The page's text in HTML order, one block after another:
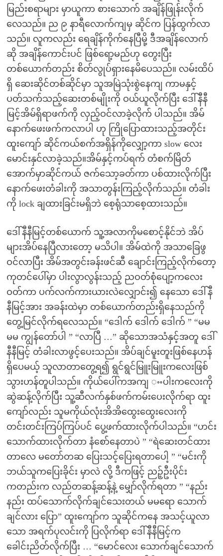
မြည်းစရာများ မှာယူကာ စားသောက် အချိန်ဖြုန်းလိုက်
လေသည်။ ည ၉ နာရီလောက်ကျမှ ဆိုင်က ပြန်ထွက်လာ
သည်။ လူကလည်း ရေချိန်ကိုက်နေပြီမို့ ဒီအချိန်လောက်
ဆို အချိန်ကောင်းပင် ဖြစ်ရော့မည်ဟု တွေးပြီး
တစ်ယောက်တည်း စိတ်လွုပ်ရှားနေမိပေသည်။ လမ်းထိပ်
ရှိ ဆေးဆိုင်တစ်ဆိုင်မှာ သူအမြဲသုံးစွဲနေကျ ကာမနှင့်
ပတ်သက်သည့်ဆေးတစ်မျိုးကို ဝယ်ယူလိုက်ပြီး ဒေါ်နီနီ
မြင့်အိမ်ရှိရာဖက်ကို လှည့်ဝင်လာခဲ့လိုက် ပါသည်။ အိမ်
နောက်ဖေးဖက်ကလာပါ ဟု ကြိုပြောထားသည့်အတိုင်း
ထူးကျော် ဆိုင်ကယ်စက်အရှိန်ကိုလျှော့ကာ slow လေး
မောင်းနှင်လာခဲ့သည်။အိမ်နှင့်ကပ်ရက် တံစက်မြိတ်
အောက်မှာဆိုင်ကယ် ဇက်သော့ခတ်ကာ ပစ်ထားလိုက်ပြီး
နောက်ဖေးတံခါးကို အသာတွန်းကြည့်လိုက်သည်။ တံခါး
ကို lock ချထားခြင်းမရှိဘဲ စေ့ရုံသာစေ့ထားသည်။
ဒေါ်နီနီမြင့်တစ်ယောက် သူ့အလာကိုမစောင့်နိုင်ဘဲ အိပ်
များအိပ်နေပြီလားတော့ မသိပါ။ အိမ်ထဲကို အသာခြေဖွ
ဝင်လာပြီး အိမ်အတွင်းခန်းဖင်ဆီ ချောင်းကြည့်လိုက်တော့
ကုတင်ပေါ်မှာ ပါးလွာလွန်းသည့် ညဝတ်စုံပျော့ကလေး
ဝတ်ကာ ပက်လက်ကားယားလဲလျှောင်း၍ နေသော ဒေါ်နီ
နီမြင့်အား အခန်းထဲမှာ တစ်ယောက်တည်းရှိနေသည်ကို
တွေ့မြင်လိုက်ရလေသည်။ “ဒေါက် ဒေါက် ဒေါက် ” “မမ
မမ ကျွန်တော်ပါ ” “လာပြီ …” ဆိုသောအသံနှင့်အတူ ဒေါ်
နီနီမြင့် တံခါးလာဖွင့်ပေးသည်။ အိပ်ချင်မူးတူးဖြစ်နေဟန်
ရှိပေမယ့် သူလာတာတွေ့ရ၍ ရွင်ရွင်မြူးမြူးကလေးဖြစ်
သွားဟန်တူပါသည်။ ကိုယ်ပေါ်ကအကျ ႌပါးကလေးကို
ဆွဲဆန့်လိုက်ပြီး သူ့ဆီလက်နှစ်ဖက်ကမ်းပေးလိုက်ရာ ထူး
ကျော်လည်း သူမကိုယ်လုံးအိအိထွေးထွေးလေးကို
တင်းတင်းကြပ်ကြပ်ပင် ပွေ့ဖက်ထားလိုက်ပါသည်။ “ဟင်း
သောက်ထားလိုက်တာ နံစော်နေတာပဲ ” “ရဲဆေးတင်ထား
တာလေ မတော်တဆ ပြေးသင့်ပြေးရတာပေါ့ ” “မင်းကို
ဘယ်သူကပြေးခိုင်း မှာလဲ လို့ ဒီကဖြင့် ညဉ့်ဦးပိုင်း
ကတည်းက လည်တဆန့်ဆန့်နဲ့ မျှော်လိုက်ရတာ ” “နည်း
နည်း ထပ်သောက်လိုက်ချင်သေးတယ် မမရော သောက်
ချင်လား ပြော” ထူးကျော်က သူဆိုင်ကနေ အသင့်ယူလာ
သော အရက်ပုလင်းကို ပြလိုက်ရာ ဒေါ်နီနီမြင့်က
ခေါင်းညိတ်လိုက်ပြီး … “မောင်လေး သောက်ချင်သောက်